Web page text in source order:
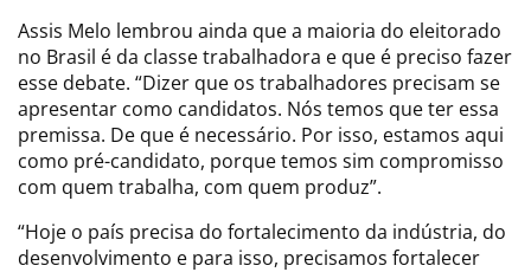
Assis Melo lembrou ainda que a maioria do eleitorado
no Brasil é da classe trabalhadora e que é preciso fazer
esse debate. “Dizer que os trabalhadores precisam se
apresentar como candidatos. Nós temos que ter essa
premissa. De que é necessário. Por isso, estamos aqui
como pré-candidato, porque temos sim compromisso
com quem trabalha, com quem produz”.
“Hoje o país precisa do fortalecimento da indústria, do
desenvolvimento e para isso, precisamos fortalecer